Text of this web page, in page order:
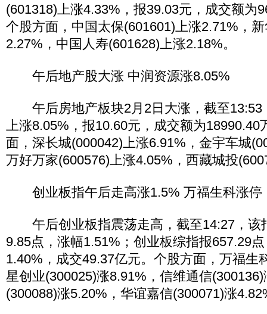
(601318)上涨4.33%，报39.03元，成交额为
个股方面，中国太保(601601)上涨2.71%，
2.27%，中国人寿(601628)上涨2.18%。
午后地产股大涨 中润资源涨8.05%
午后房地产板块2月2日大涨，截至13:53
上涨8.05%，报10.60元，成交额为18990.40
面，深长城(000042)上涨6.91%，金宇车城
万好万家(600576)上涨4.05%，西藏城投
创业板指午后走高涨1.5% 万福生科涨停
午后创业板指震荡走高，截至14:27，该
9.85点，涨幅1.51%；创业板综指报657.29
1.40%，成交49.37亿元。个股方面，万福生
星创业(300025)涨8.91%，信维通信
(300088)涨5.20%，华谊嘉信(300071)涨